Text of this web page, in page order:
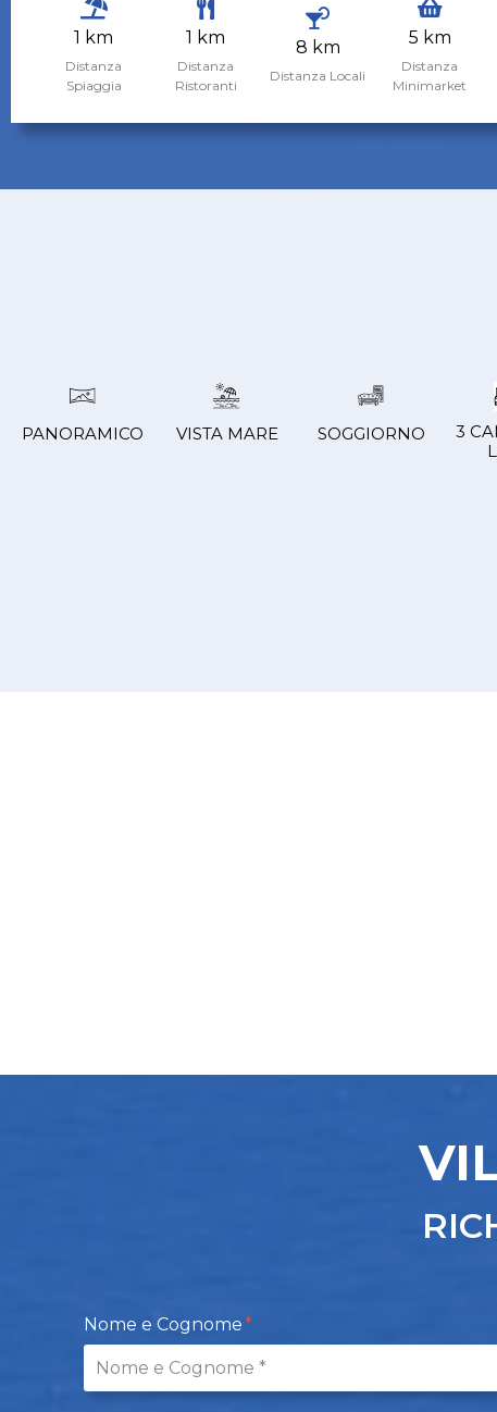
1 km
Distanza
Spiaggia
1 km
Distanza
Ristoranti
8 km
Distanza Locali
5 km
Distanza
Minimarket
PANORAMICO VISTA MARE SOGGIORNO
3
Nome e Cognome